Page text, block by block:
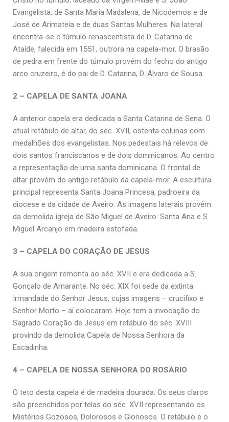
Evangelista, de Santa Maria Madalena, de Nicodemos e de
José de Arimateia e de duas Santas Mulheres. Na lateral
encontra-se o túmulo renascentista de D. Catarina de
Ataíde, falecida em 1551, outrora na capela-mor. O brasão
de pedra em frente do túmulo provém do fecho do antigo
arco cruzeiro, é do pai de D. Catarina, D. Álvaro de Sousa.
2 – CAPELA DE SANTA JOANA
A anterior capela era dedicada a Santa Catarina de Sena. O
atual retábulo de altar, do séc. XVII, ostenta colunas com
medalhões dos evangelistas. Nos pedestais há relevos de
dois santos franciscanos e de dois dominicanos. Ao centro
a representação de uma santa dominicana. O frontal de
altar provém do antigo retábulo da capela-mor. A escultura
principal representa Santa Joana Princesa, padroeira da
diocese e da cidade de Aveiro. As imagens laterais provêm
da demolida igreja de São Miguel de Aveiro: Santa Ana e S.
Miguel Arcanjo em madeira estofada.
3 – CAPELA DO CORAÇÃO DE JESUS
A sua origem remonta ao séc. XVII e era dedicada a S.
Gonçalo de Amarante. No séc. XIX foi sede da extinta
Irmandade do Senhor Jesus, cujas imagens – crucifixo e
Senhor Morto – aí colocaram. Hoje tem a invocação do
Sagrado Coração de Jesus em retábulo do séc. XVIII
provindo da demolida Capela de Nossa Senhora da
Escadinha.
4 – CAPELA DE NOSSA SENHORA DO ROSÁRIO
O teto desta capela é de madeira dourada. Os seus claros
são preenchidos por telas do séc. XVII representando os
Mistérios Gozosos, Dolorosos e Gloriosos. O retábulo e o